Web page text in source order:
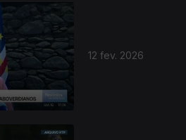
12 fev. 2026